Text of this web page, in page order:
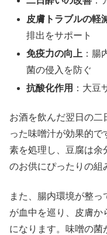
皮膚トラブルの軽
排出をサポート
免疫力の向上 ：腸
菌の侵入を防ぐ
抗酸化作用 ：大豆
お酒を飲んだ翌日の二
った味噌汁が効果的
素を処理し、豆腐は余
のお供にぴったりの組
また、腸内環境が整
が血中を巡り、皮膚か
になります。味噌の菌